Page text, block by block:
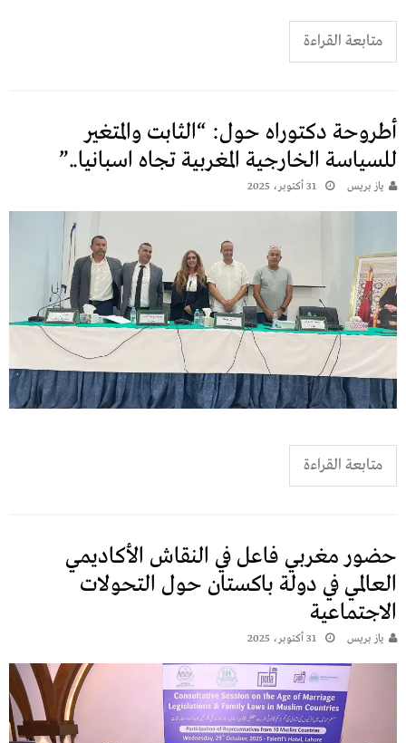
متابعة القراءة
أطروحة دكتوراه حول: “الثابت والمتغير
للسياسة الخارجية المغربية تجاه اسبانيا..”
يـاز بريـس 31 أكتوبر، 2025
متابعة القراءة
حضور مغربي فاعل في النقاش الأكاديمي
العالمي في دولة باكستان حول التحولات
الاجتماعية
يـاز بريـس 31 أكتوبر، 2025